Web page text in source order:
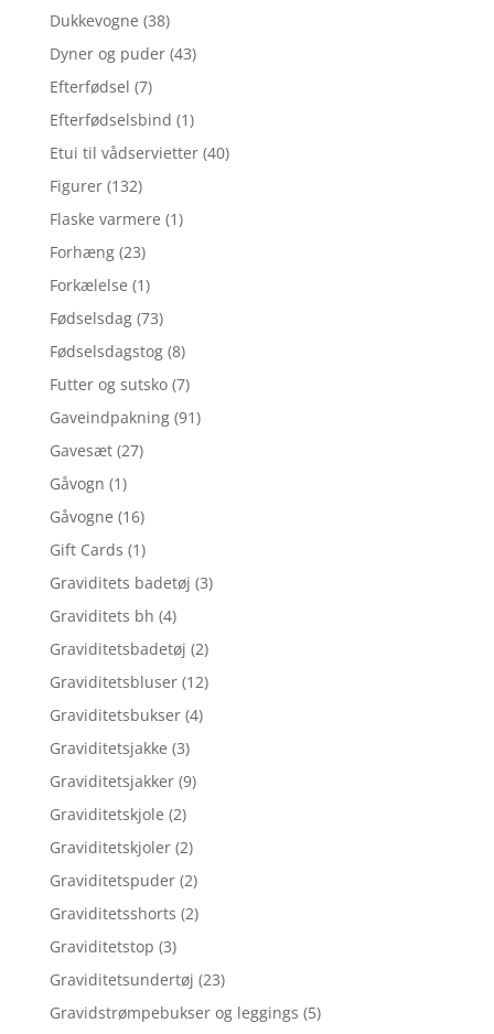
Dukkevogne (38)
Dyner og puder (43)
Efterfødsel (7)
Efterfødselsbind (1)
Etui til vådservietter (40)
Figurer (132)
Flaske varmere (1)
Forhæng (23)
Forkælelse (1)
Fødselsdag (73)
Fødselsdagstog (8)
Futter og sutsko (7)
Gaveindpakning (91)
Gavesæt (27)
Gåvogn (1)
Gåvogne (16)
Gift Cards (1)
Graviditets badetøj (3)
Graviditets bh (4)
Graviditetsbadetøj (2)
Graviditetsbluser (12)
Graviditetsbukser (4)
Graviditetsjakke (3)
Graviditetsjakker (9)
Graviditetskjole (2)
Graviditetskjoler (2)
Graviditetspuder (2)
Graviditetsshorts (2)
Graviditetstop (3)
Graviditetsundertøj (23)
Gravidstrømpebukser og leggings (5)